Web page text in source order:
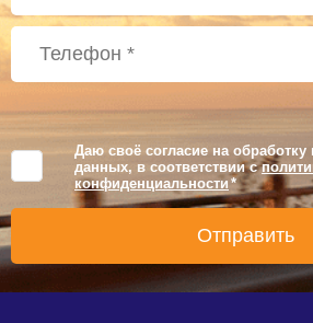
Даю своё согласие на
данных, в соответствии с
конфиденциальности *